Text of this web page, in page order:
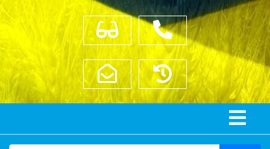
З вадами зору(04352) 2-17-84
bershad_osvita@ukr.netСтарий сайт